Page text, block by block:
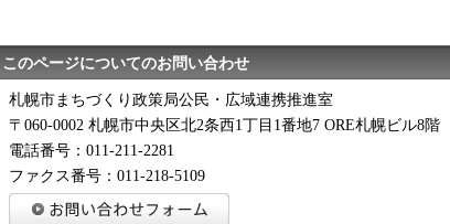
このページについてのお問い合わせ
札幌市まちづくり政策局公民・広域連携推進室
〒060-0002 札幌市中央区北2条西1丁目1番地7 ORE札幌ビル8階
電話番号：011-211-2281
ファクス番号：011-218-5109